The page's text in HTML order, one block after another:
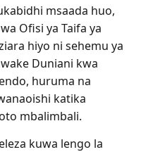
msaada huo,
Ofisi ya Taifa ya
hiyo ni sehemu ya
Duniani kwa
huruma na
katika
mbalimbali.
kuwa lengo la